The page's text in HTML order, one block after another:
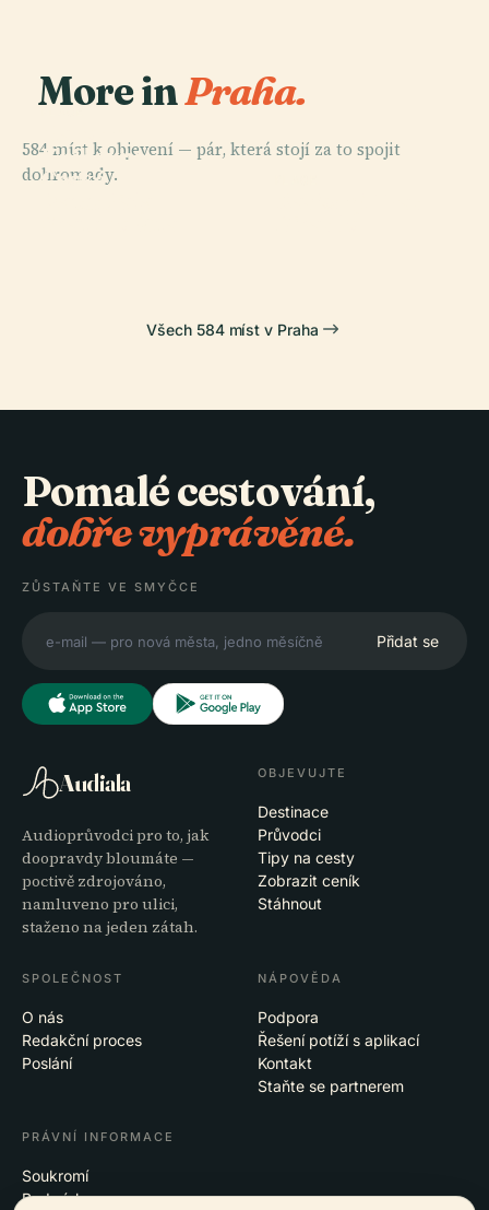
More inPraha.
584 míst k objevení — pár, která stojí za to spojit
dohromady.
Knihovna
České
PLACE
Všech 584 míst v Praha
Pomalé cestování,
dobře vyprávěné.
ZŮSTAŇTE VE SMYČCE
Přidat se
Audiala
Audioprůvodci pro to, jak
doopravdy bloumáte —
poctivě zdrojováno,
namluveno pro ulici,
staženo na jeden zátah.
OBJEVUJTE
Destinace
Průvodci
Tipy na cesty
Zobrazit ceník
Stáhnout
SPOLEČNOST
O nás
Redakční proces
Poslání
NÁPOVĚDA
Podpora
Řešení potíží s aplikací
Kontakt
Staňte se partnerem
PRÁVNÍ INFORMACE
Soukromí
Podmínky